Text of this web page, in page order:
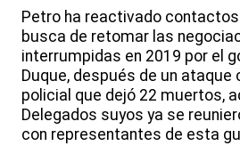
Petro ha reactivado contactos
busca de retomar las
interrumpidas en 2019 por el
Duque, después de un
policial que dejó 22 muertos,
Delegados suyos ya se
con representantes de esta